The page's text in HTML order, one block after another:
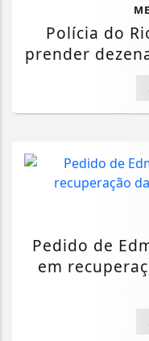
Polícia do
prender
Pedido de
em